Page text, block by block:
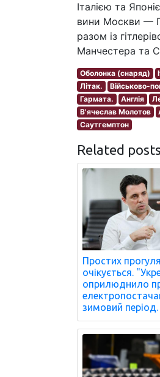
Італією та
вини Москви —
разом із
Манчестера та
Оболонка (снаряд)
Літак.
Військово-
Гармата.
Англія
В'ячеслав Молотов
Саутгемптон
Related posts
Простих
очікується.
оприлюднило
зимовий період.